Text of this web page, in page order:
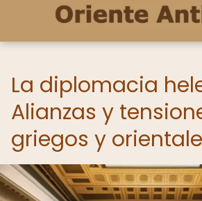
La diplomacia
Alianzas y
griegos y